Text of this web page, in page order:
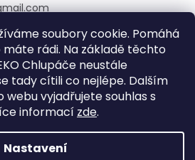
soubory cookie. Pomáhá
rádi. Na základě těchto
Chlupáče neustále
tady cítili co nejlépe. Dalším
vyjadřujete souhlas s
informací zde.
Nastavení
Vytvořil Shoptet
Chlupáč. Všechna práva vyhrazena.